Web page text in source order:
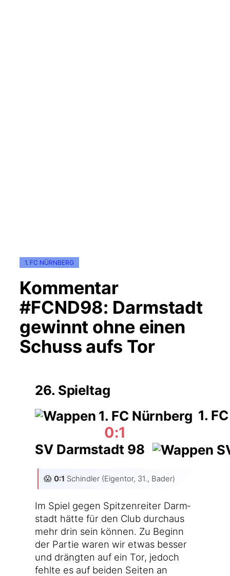
1. FC NÜRNBERG
Kommentar
#FCND98: Darmstadt
gewinnt ohne einen
Schuss aufs Tor
26. Spieltag
1.
0:1
SV Darmstadt 98
😱 0:1 Schind­ler (Eigen­tor, 31., Bader)
Im Spiel gegen Spit­zen­rei­ter Darm­
stadt hät­te für den Club durch­aus
mehr drin sein kön­nen. Zu Beginn
der Par­tie waren wir etwas bes­ser
und dräng­ten auf ein Tor, jedoch
fehl­te es auf bei­den Sei­ten an